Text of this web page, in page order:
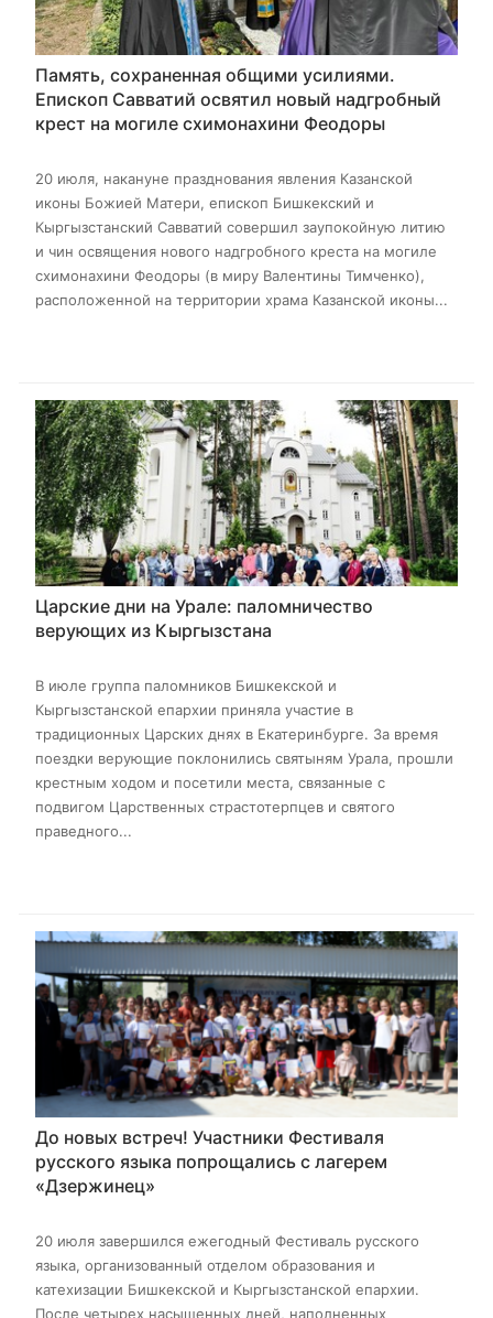
Память, сохраненная общими усилиями.
Епископ Савватий освятил новый надгробный
крест на могиле схимонахини Феодоры
20 июля, накануне празднования явления Казанской
иконы Божией Матери, епископ Бишкекский и
Кыргызстанский Савватий совершил заупокойную литию
и чин освящения нового надгробного креста на могиле
схимонахини Феодоры (в миру Валентины Тимченко),
расположенной на территории храма Казанской иконы...
Царские дни на Урале: паломничество
верующих из Кыргызстана
В июле группа паломников Бишкекской и
Кыргызстанской епархии приняла участие в
традиционных Царских днях в Екатеринбурге. За время
поездки верующие поклонились святыням Урала, прошли
крестным ходом и посетили места, связанные с
подвигом Царственных страстотерпцев и святого
праведного...
До новых встреч! Участники Фестиваля
русского языка попрощались с лагерем
«Дзержинец»
20 июля завершился ежегодный Фестиваль русского
языка, организованный отделом образования и
катехизации Бишкекской и Кыргызстанской епархии.
После четырех насыщенных дней, наполненных